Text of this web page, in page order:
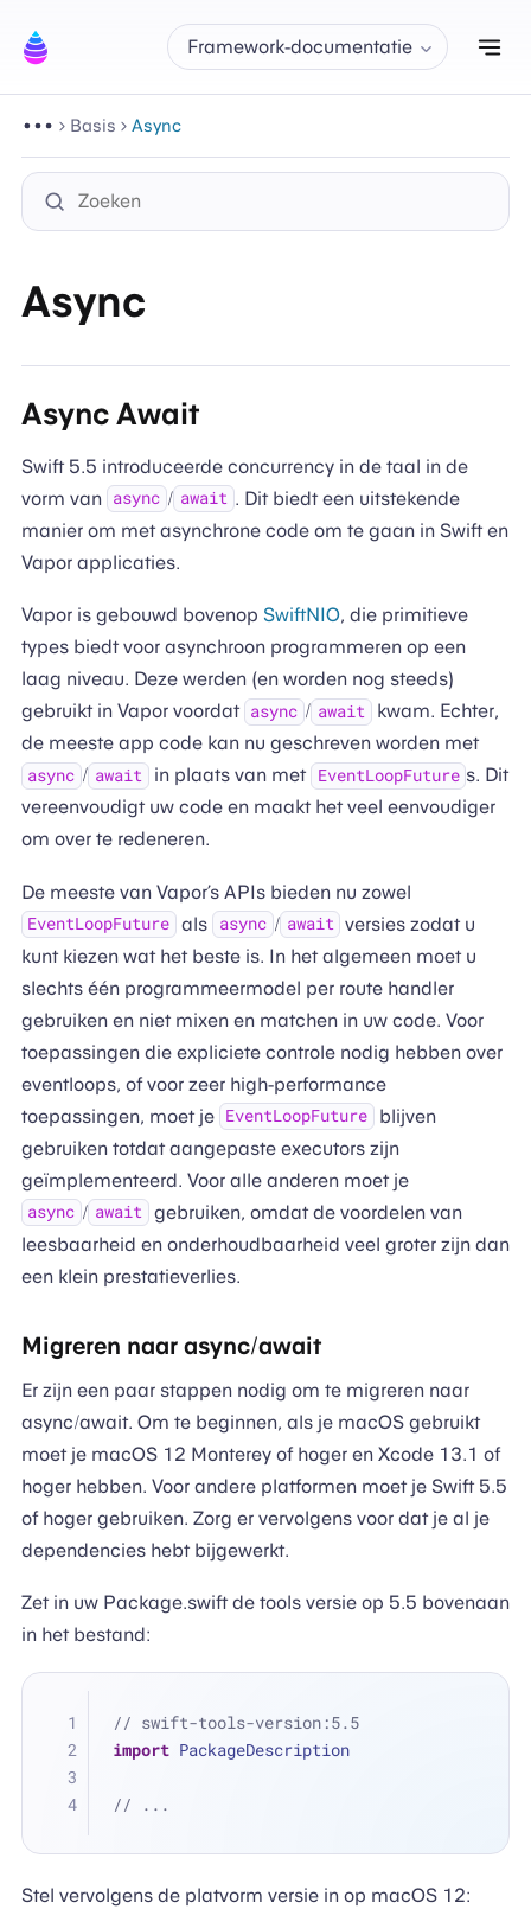
Framework-documentatie
Basis Async
Async
Async Await
Swift 5.5 introduceerde concurrency in de taal in de
vorm van async / await . Dit biedt een uitstekende
manier om met asynchrone code om te gaan in Swift en
Vapor applicaties.
Vapor is gebouwd bovenop SwiftNIO, die primitieve
types biedt voor asynchroon programmeren op een
laag niveau. Deze werden (en worden nog steeds)
gebruikt in Vapor voordat async / await
kwam. Echter,
de meeste app code kan nu geschreven worden met
async / await in plaats van met EventLoopFuture s. Dit
vereenvoudigt uw code en maakt het veel eenvoudiger
om over te redeneren.
De meeste van Vapor’s APIs bieden nu zowel
EventLoopFuture als async / await versies zodat u
kunt kiezen wat het beste is. In het algemeen moet u
slechts één programmeermodel per route handler
gebruiken en niet mixen en matchen in uw code. Voor
toepassingen die expliciete controle nodig hebben over
eventloops, of voor zeer high-performance
toepassingen, moet je EventLoopFuture
blijven
gebruiken totdat aangepaste executors zijn
geïmplementeerd. Voor alle anderen moet je
async / await gebruiken, omdat de voordelen van
leesbaarheid en onderhoudbaarheid veel groter zijn dan
een klein prestatieverlies.
Migreren naar async/await
Er zijn een paar stappen nodig om te migreren naar
async/await. Om te beginnen, als je macOS gebruikt
moet je macOS 12 Monterey of hoger en Xcode 13.1 of
hoger hebben. Voor andere platformen moet je Swift 5.5
of hoger gebruiken. Zorg er vervolgens voor dat je al je
dependencies hebt bijgewerkt.
Zet in uw Package.swift de tools versie op 5.5 bovenaan
in het bestand:
// swift-tools-version:5.5
import PackageDescription
// ...
Stel vervolgens de platvorm versie in op macOS 12: